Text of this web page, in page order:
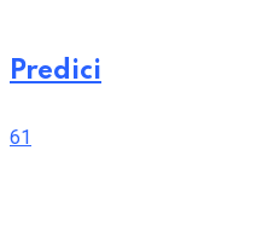
Predici
61